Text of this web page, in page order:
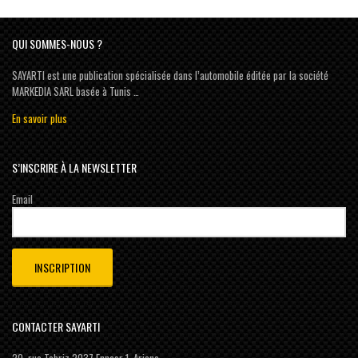
QUI SOMMES-NOUS ?
SAYARTI est une publication spécialisée dans l’automobile éditée par la société
MARKEDIA SARL basée à Tunis …
En savoir plus
S’INSCRIRE À LA NEWSLETTER
Email
CONTACTER SAYARTI